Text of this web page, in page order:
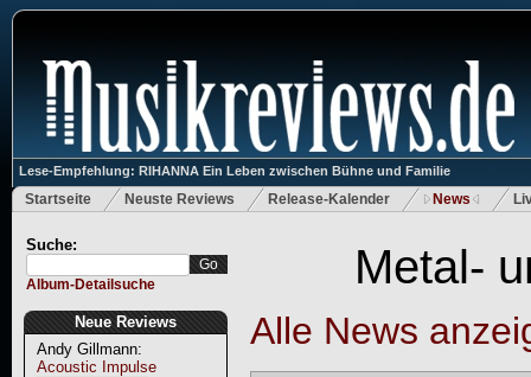
Lese-Empfehlung: RIHANNA Ein Leben zwischen Bühne und Familie
Startseite Neuste Reviews Release-Kalender News
Suche:
Album-Detailsuche
Neue Reviews
Andy Gillmann:
Acoustic Impulse
Metal-
Alle News